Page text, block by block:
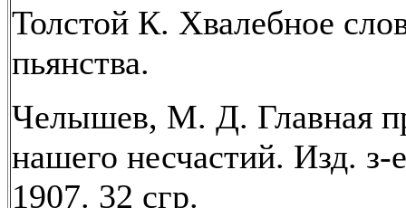
Толстой К. Хвалебное
пьянства.
Челышев, М. Д. Главная
нашего несчастий. Изд. з-
1907. 32 сгр.